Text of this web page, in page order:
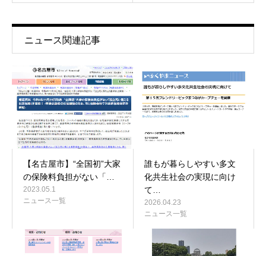
ニュース関連記事
【名古屋市】“全国初”大家
の保険料負担がない「…
2023.05.1
ニュース一覧
誰もが暮らしやすい多文
化共生社会の実現に向け
て…
2026.04.23
ニュース一覧